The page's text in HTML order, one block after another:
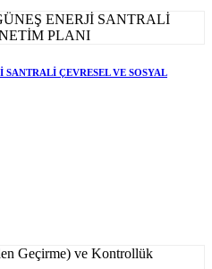
ÇEVRESEL VE SOSYAL